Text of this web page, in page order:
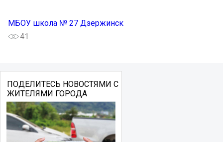
МБOУ школа № 27 Дзержинск
41
ПОДЕЛИТЕСЬ НОВОСТЯМИ С
ЖИТЕЛЯМИ ГОРОДА